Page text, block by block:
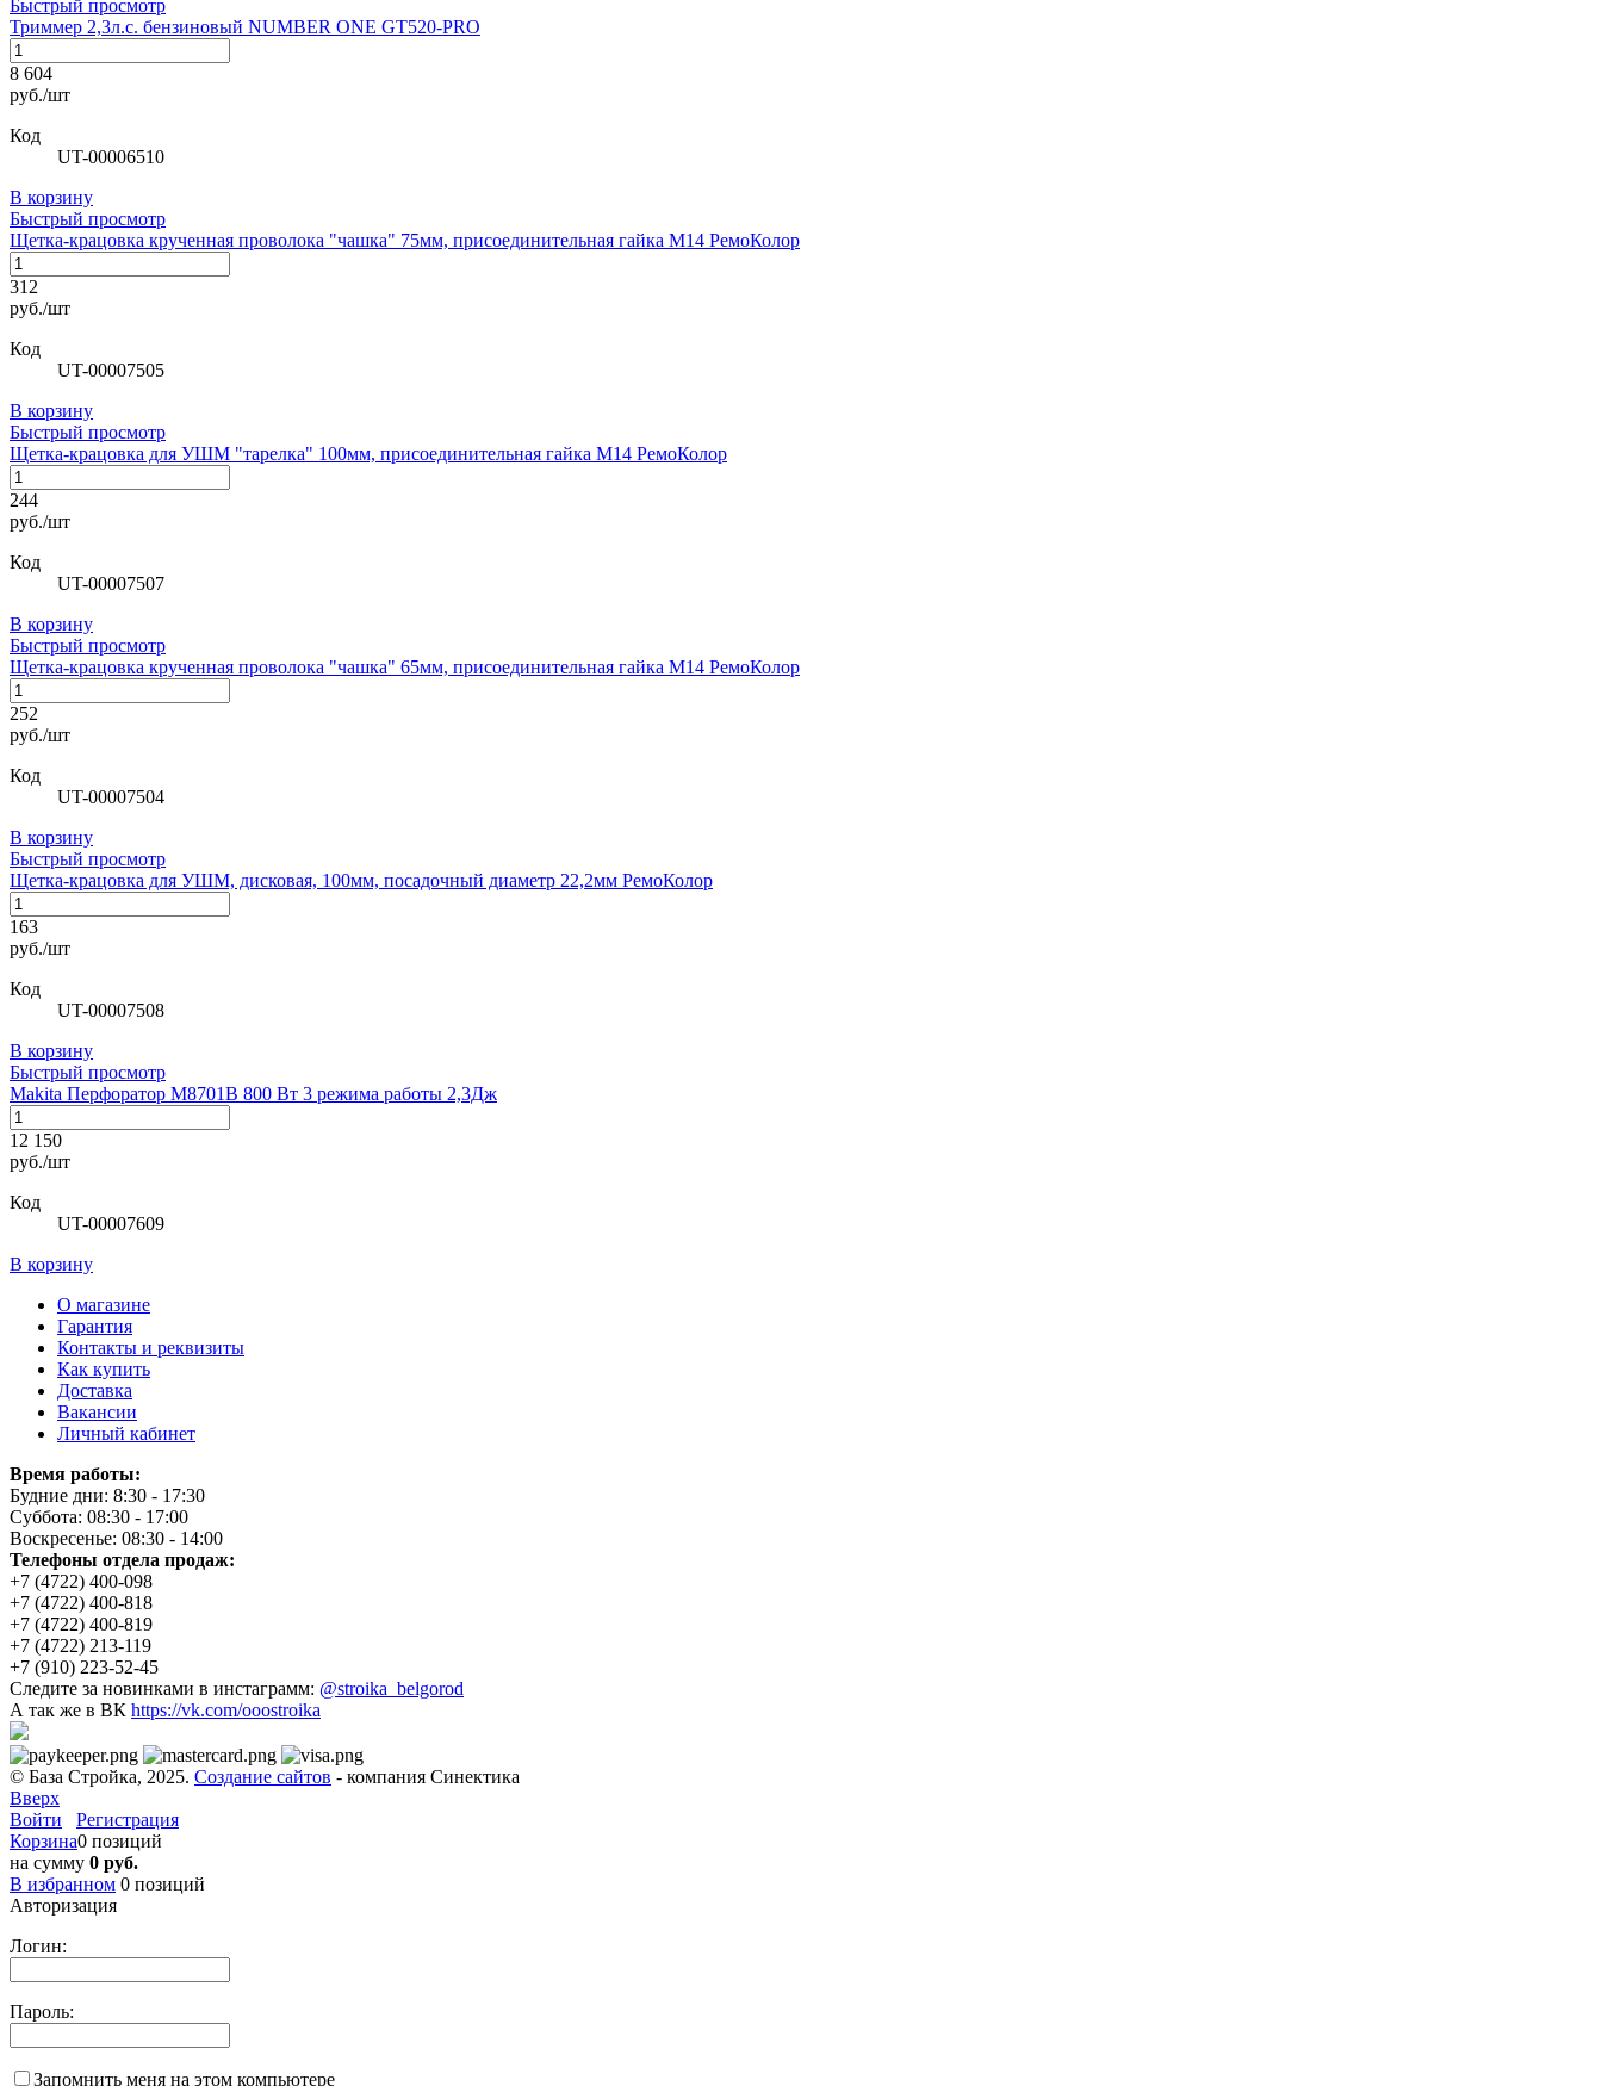
Быстрый просмотр
Триммер 2,3л.с. бензиновый NUMBER ONE GT520-PRO
8 604
руб./шт
Код
UT-00006510
В корзину
Быстрый просмотр
Щетка-крацовка крученная проволока "чашка" 75мм, присоединительная гайка М14 РемоКолор
312
руб./шт
Код
UT-00007505
В корзину
Быстрый просмотр
Щетка-крацовка для УШМ "тарелка" 100мм, присоединительная гайка М14 РемоКолор
244
руб./шт
Код
UT-00007507
В корзину
Быстрый просмотр
Щетка-крацовка крученная проволока "чашка" 65мм, присоединительная гайка М14 РемоКолор
252
руб./шт
Код
UT-00007504
В корзину
Быстрый просмотр
Щетка-крацовка для УШМ, дисковая, 100мм, посадочный диаметр 22,2мм РемоКолор
163
руб./шт
Код
UT-00007508
В корзину
Быстрый просмотр
Makita Перфоратор М8701В 800 Вт 3 режима работы 2,3Дж
12 150
руб./шт
Код
UT-00007609
В корзину
О магазине
Гарантия
Контакты и реквизиты
Как купить
Доставка
Вакансии
Личный кабинет
Время работы:
Будние дни: 8:30 - 17:30
Суббота: 08:30 - 17:00
Воскресенье: 08:30 - 14:00
Телефоны отдела продаж:
+7 (4722) 400-098
+7 (4722) 400-818
+7 (4722) 400-819
+7 (4722) 213-119
+7 (910) 223-52-45
Следите за новинками в инстаграмм: @stroika_belgorod
А так же в ВК https://vk.com/ooostroika
© База Стройка, 2025. Создание сайтов - компания Синектика
Вверх
Войти
Регистрация
Корзина0 позиций
на сумму 0 руб.
В избранном 0 позиций
Авторизация
Логин:
Пароль:
Запомнить меня на этом компьютере